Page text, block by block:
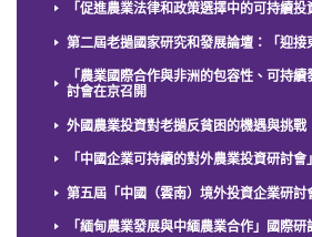
「促進農業法律和政策選擇中的可持續投
第二屆老撾國家研究和發展論壇：「迎接
「農業國際合作與非洲的包容性、可持
討會在京召開
外國農業投資對老撾反貧困的機遇與挑戰
「中國企業可持續的對外農業投資研討會
第五屆「中國（雲南）境外投資企業研討
「緬甸農業發展與中緬農業合作」國際研